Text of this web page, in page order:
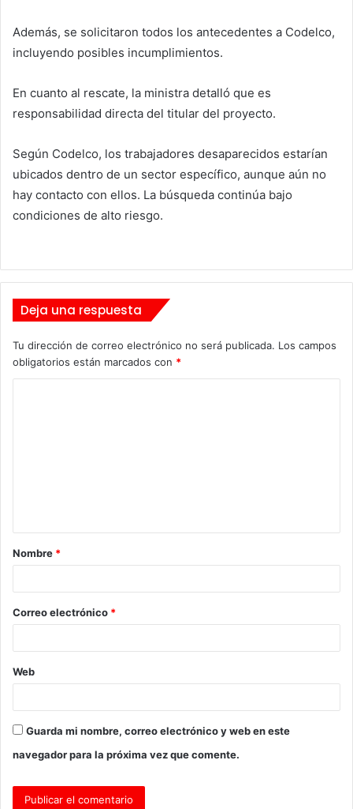
Además, se solicitaron todos los antecedentes a Codelco,
incluyendo posibles incumplimientos.
En cuanto al rescate, la ministra detalló que es
responsabilidad directa del titular del proyecto.
Según Codelco, los trabajadores desaparecidos estarían
ubicados dentro de un sector específico, aunque aún no
hay contacto con ellos. La búsqueda continúa bajo
condiciones de alto riesgo.
Deja una respuesta
Tu dirección de correo electrónico no será publicada. Los campos
obligatorios están marcados con *
a
r
*
Nombre *
Correo electrónico *
Web
Guarda mi nombre, correo electrónico y web en este
navegador para la próxima vez que comente.